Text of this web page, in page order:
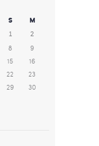
S
M
1
2
8
9
15
16
22
23
29
30